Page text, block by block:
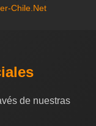
Chile.Net
de nuestras